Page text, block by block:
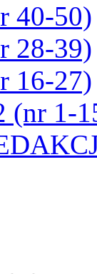
40-50)
28-39)
16-27)
(nr 1-